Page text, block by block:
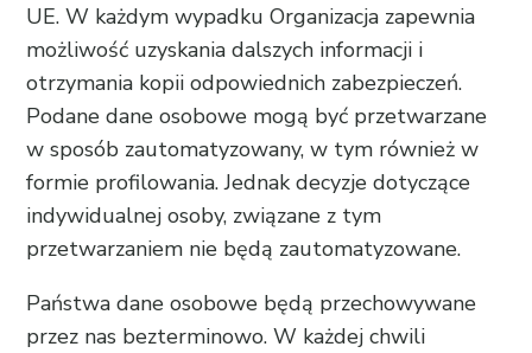
UE. W każdym wypadku Organizacja zapewnia
możliwość uzyskania dalszych informacji i
otrzymania kopii odpowiednich zabezpieczeń.
Podane dane osobowe mogą być przetwarzane
w sposób zautomatyzowany, w tym również w
formie profilowania. Jednak decyzje dotyczące
indywidualnej osoby, związane z tym
przetwarzaniem nie będą zautomatyzowane.
Państwa dane osobowe będą przechowywane
przez nas bezterminowo. W każdej chwili